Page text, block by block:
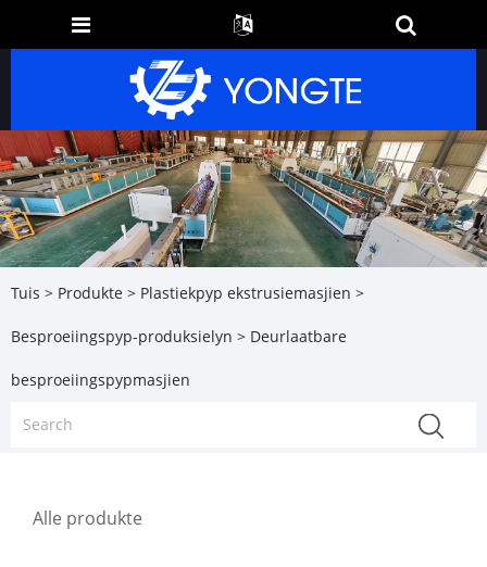
Tuis > Produkte > Plastiekpyp ekstrusiemasjien >
Besproeiingspyp-produksielyn > Deurlaatbare
besproeiingspypmasjien
Alle produkte